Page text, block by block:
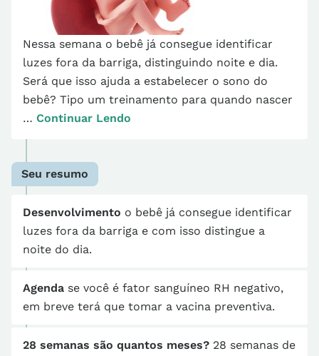
Nessa semana o bebê já consegue identificar
luzes fora da barriga, distinguindo noite e dia.
Será que isso ajuda a estabelecer o sono do
bebê? Tipo um treinamento para quando nascer
… Continuar Lendo
Seu resumo
Desenvolvimento o bebê já consegue identificar
luzes fora da barriga e com isso distingue a
noite do dia.
Agenda se você é fator sanguíneo RH negativo,
em breve terá que tomar a vacina preventiva.
28 semanas são quantos meses? 28 semanas de